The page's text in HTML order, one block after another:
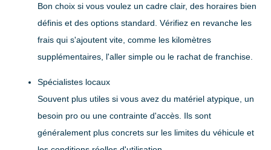
Bon choix si vous voulez un cadre clair, des horaires bien
définis et des options standard. Vérifiez en revanche les
frais qui s'ajoutent vite, comme les kilomètres
supplémentaires, l'aller simple ou le rachat de franchise.
Spécialistes locaux
Souvent plus utiles si vous avez du matériel atypique, un
besoin pro ou une contrainte d'accès. Ils sont
généralement plus concrets sur les limites du véhicule et